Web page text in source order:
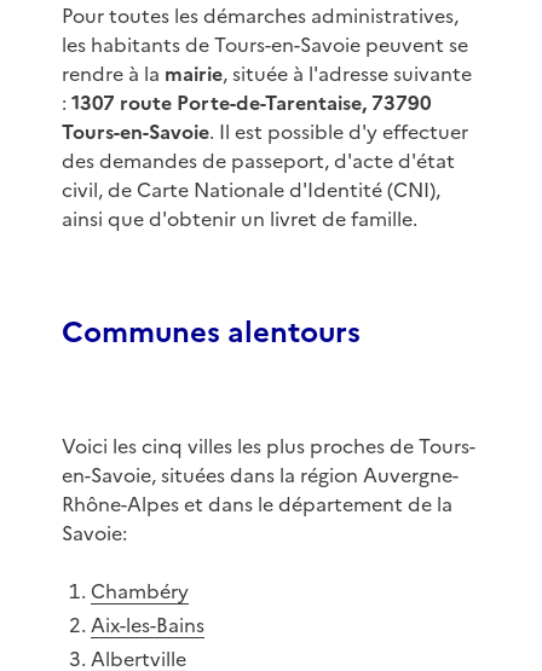
Pour toutes les démarches administratives,
les habitants de Tours-en-Savoie peuvent se
rendre à la mairie, située à l'adresse suivante
: 1307 route Porte-de-Tarentaise, 73790
Tours-en-Savoie. Il est possible d'y effectuer
des demandes de passeport, d'acte d'état
civil, de Carte Nationale d'Identité (CNI),
ainsi que d'obtenir un livret de famille.
Communes alentours
Voici les cinq villes les plus proches de Tours-
en-Savoie, situées dans la région Auvergne-
Rhône-Alpes et dans le département de la
Savoie:
Chambéry
Aix-les-Bains
Albertville